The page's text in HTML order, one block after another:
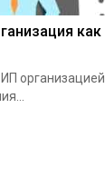
как
организацией